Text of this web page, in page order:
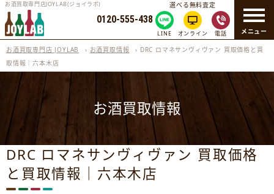
メニュー
お酒買取専門店JOYLAB(ジョイラボ)
0120-555-438
選べる無料査定
LINE オンライン 電話
お酒買取専門店 JOYLAB › お酒買取情報 › DRC ロマネサンヴィヴァン 買取価格と買
取情報｜六本木店
お酒買取情報
DRC ロマネサンヴィヴァン 買取価格
と買取情報｜六本木店